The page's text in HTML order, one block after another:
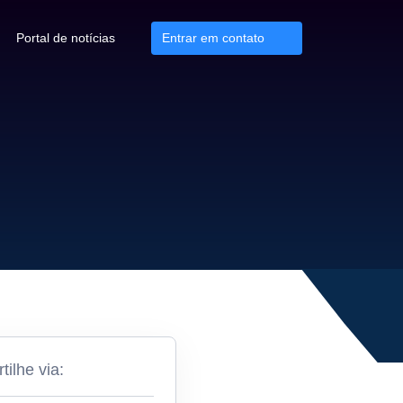
Portal de notícias Entrar em contato
via: